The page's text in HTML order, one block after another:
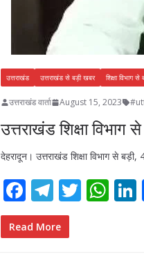
उत्तराखंड उत्तराखंड से बड़ी खबर शिक्षा विभाग
उत्तराखंड वार्ता August 15, 2023
उत्तराखंड शिक्षा
देहरादून। उत्तराखंड शिक्षा विभाग से
F
ac
e
T
el
e
T W
Read More